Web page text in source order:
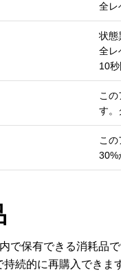
全レ
状態
全レ
10
こ
す。
こ
30%
で保有できる消耗品で
続的に再購入できま